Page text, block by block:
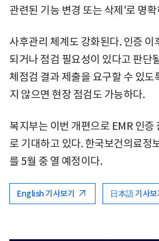
관련된 기능 변경 또는 삭제'로 명
사후관리 체계도 강화된다. 인증 이
되거나 점검 필요성이 있다고 판단
체점검 결과 제출을 요구할 수 있도
지 않으면 현장 점검도 가능하다.
복지부는 이번 개편으로 EMR 인증
로 기대하고 있다. 한국보건의료정
를 5월 중 열 예정이다.
English 기사보기 日本語 기사보